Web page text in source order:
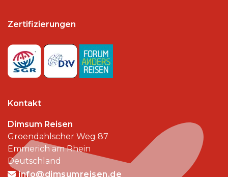
Zertifizierungen
Kontakt
Dimsum Reisen
Groendahlscher Weg 87
Emmerich am Rhein
Deutschland
info@dimsumreisen.de